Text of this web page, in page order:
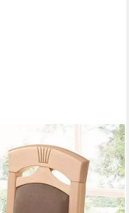
mit dekorativen